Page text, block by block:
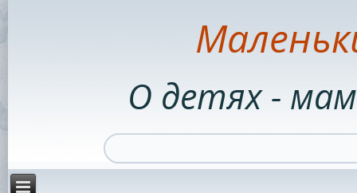
О детях -